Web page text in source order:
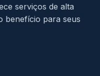
serviços de alta
benefício para seus